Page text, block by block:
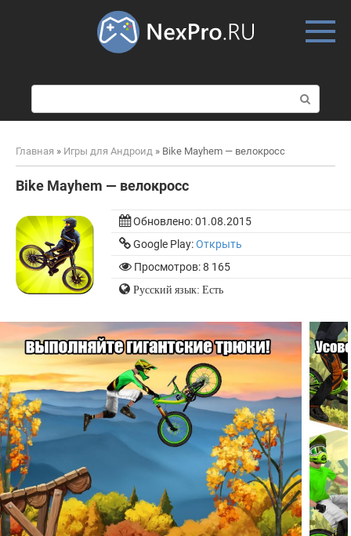
о
и
к
Главная » Игры для Андроид » Bike Mayhem — велокросс
Bike Mayhem — велокросс
Обновлено:01.08.2015
Google Play:Открыть
Просмотров: 8 165
Русский язык: Есть